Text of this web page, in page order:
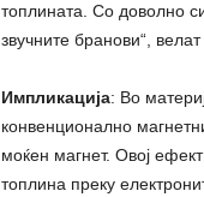
топлината. Со доволно
звучните бранови“,
Импликација: Во
конвенционално
моќен магнет. Овој
топлина преку